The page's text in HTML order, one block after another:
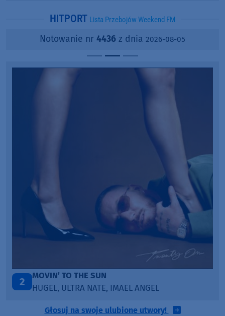
HITPORT Lista Przebojów Weekend FM
Notowanie nr 4436 z dnia 2026-08-05
3
TAŃCZ!
BLETKA
Głosuj na swoje ulubione utwory!